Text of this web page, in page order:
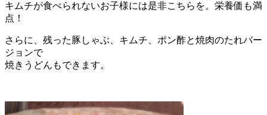
キムチが食べられないお子様には是非こちらを。栄養価も満
点！
さらに、残った豚しゃぶ、キムチ、ポン酢と焼肉のたれバー
ジョンで
焼きうどんもできます。